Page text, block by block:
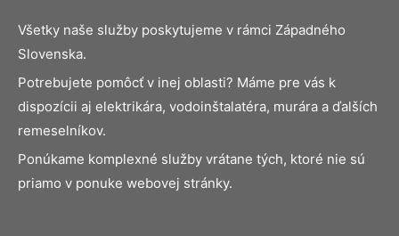
Všetky naše služby poskytujeme v rámci Západného
Slovenska.
Potrebujete pomôcť v inej oblasti? Máme pre vás k
dispozícii aj elektrikára, vodoinštalatéra, murára a ďalších
remeselníkov.
Ponúkame komplexné služby vrátane tých, ktoré nie sú
priamo v ponuke webovej stránky.